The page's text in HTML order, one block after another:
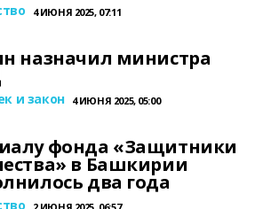
4 ИЮНЯ 2025, 07:11
назначил министра
и закон 4 ИЮНЯ 2025, 05:00
фонда «Защитники
в Башкирии
два года